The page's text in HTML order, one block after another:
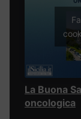
La Buona
oncologica